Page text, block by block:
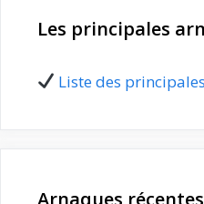
Les principales
Liste des
Arnaques récentes